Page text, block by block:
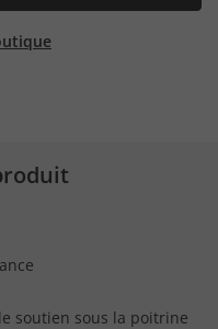
soutien sous la poitrine